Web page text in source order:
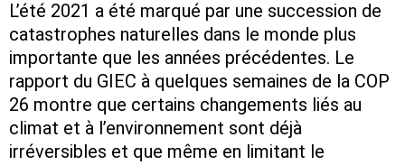
L’été 2021 a été marqué par une succession de
catastrophes naturelles dans le monde plus
importante que les années précédentes. Le
rapport du GIEC à quelques semaines de la COP
26 montre que certains changements liés au
climat et à l’environnement sont déjà
irréversibles et que même en limitant le